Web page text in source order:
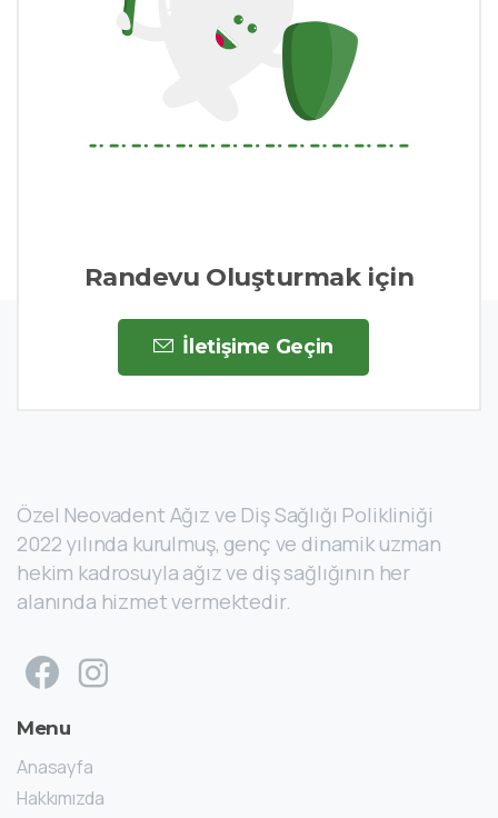
Randevu Oluşturmak için
İletişime Geçin
Özel Neovadent Ağız ve Diş Sağlığı Polikliniği
2022 yılında kurulmuş, genç ve dinamik uzman
hekim kadrosuyla ağız ve diş sağlığının her
alanında hizmet vermektedir.
Menu
Anasayfa
Hakkımızda